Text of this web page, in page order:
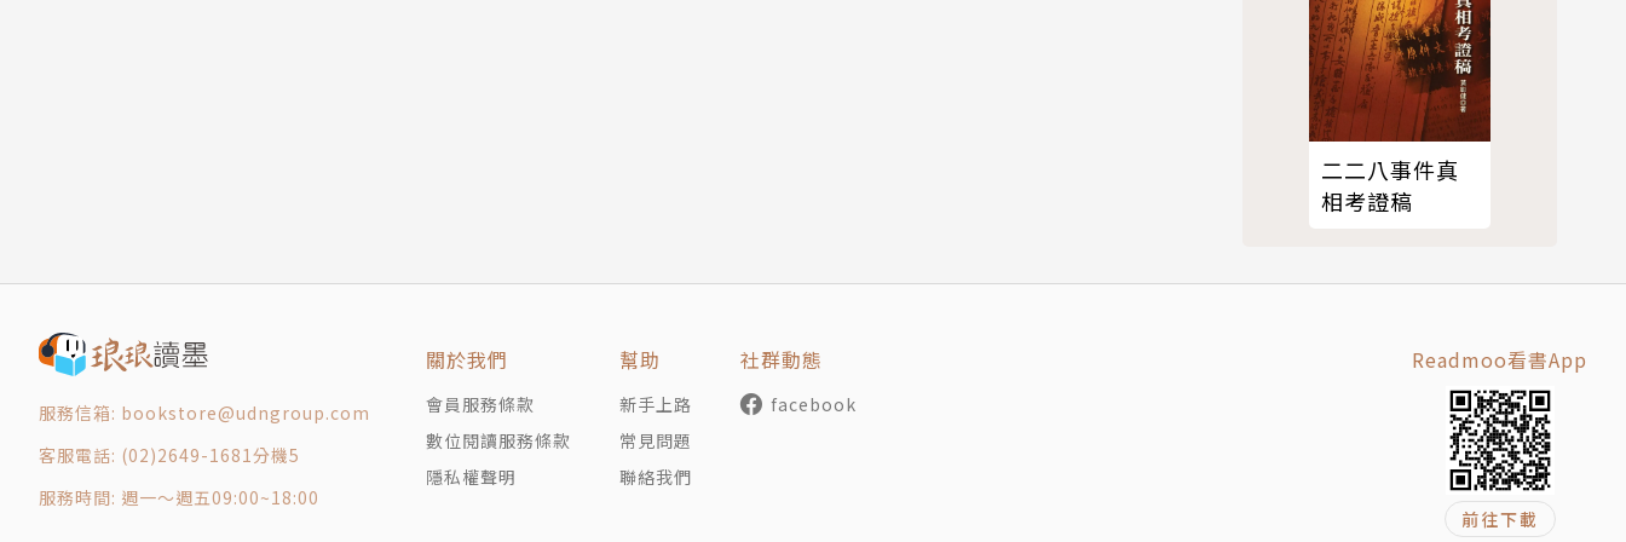
第二十二章 一場爭奪基督教世界統治權的鬥爭
第二十四章 騎士時代的皇帝
第二十六章 一個新的時代
第二十七章 一個新的世界
第二十八章 一種新的信仰
二二八事件真
相考證稿
服務信箱: bookstore@udngroup.com
客服電話: (02)2649-1681分機5
服務時間: 週一～週五09:00~18:00
關於我們
會員服務條款
數位閱讀服務條款
隱私權聲明
幫助
新手上路
常見問題
聯絡我們
社群動態
facebook
Readmoo看書App
前往下載